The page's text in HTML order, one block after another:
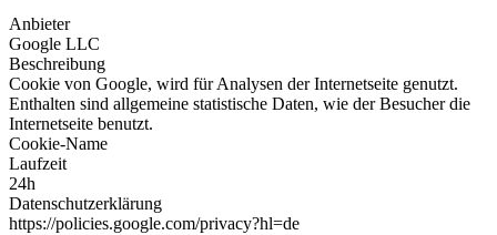
Anbieter
Google LLC
Beschreibung
Cookie von Google, wird für Analysen der Internetseite genutzt.
Enthalten sind allgemeine statistische Daten, wie der Besucher die
Internetseite benutzt.
Cookie-Name
Laufzeit
24h
Datenschutzerklärung
https://policies.google.com/privacy?hl=de